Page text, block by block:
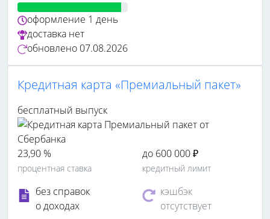
оформление 1 день
доставка нет
обновлено 07.08.2026
Кредитная карта «Премиальный пакет»
бесплатный выпуск
23,90 %
процентная ставка
до 600 000 ₽
кредитный лимит
без справок
о доходах
кэшбэк
отсутствует